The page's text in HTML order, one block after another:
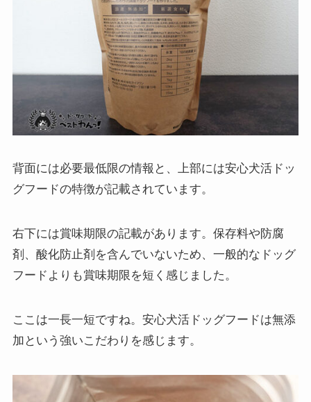
背面には必要最低限の情報と、上部には安心犬活ドッ
グフードの特徴が記載されています。
右下には賞味期限の記載があります。保存料や防腐
剤、酸化防止剤を含んでいないため、一般的なドッグ
フードよりも賞味期限を短く感じました。
ここは一長一短ですね。安心犬活ドッグフードは無添
加という強いこだわりを感じます。